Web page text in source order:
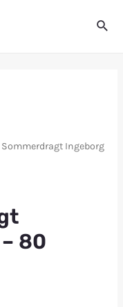
Ingeborg
80